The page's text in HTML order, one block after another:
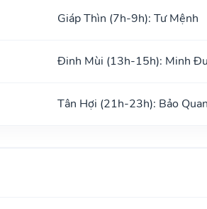
Giáp Thìn (7h-9h): Tư Mệnh
Đinh Mùi (13h-15h): Minh
Tân Hợi (21h-23h): Bảo